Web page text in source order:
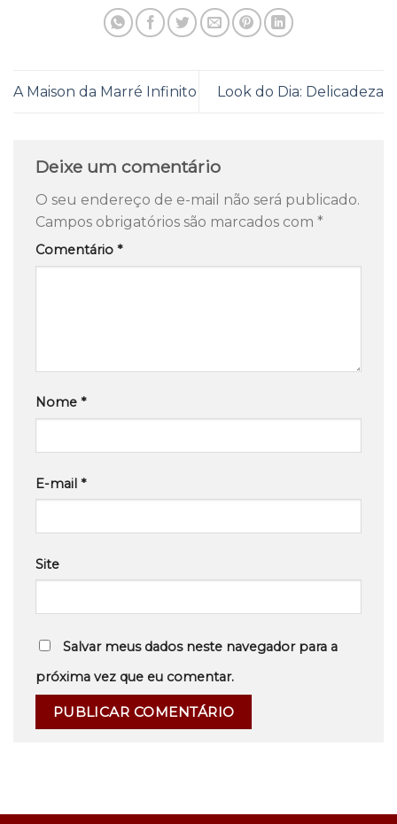
A Maison da Marré Infinito Look do Dia: Delicadeza
Deixe um comentário
O seu endereço de e-mail não será publicado.
Campos obrigatórios são marcados com *
Comentário *
Nome *
E-mail *
Site
Salvar meus dados neste navegador para a
próxima vez que eu comentar.